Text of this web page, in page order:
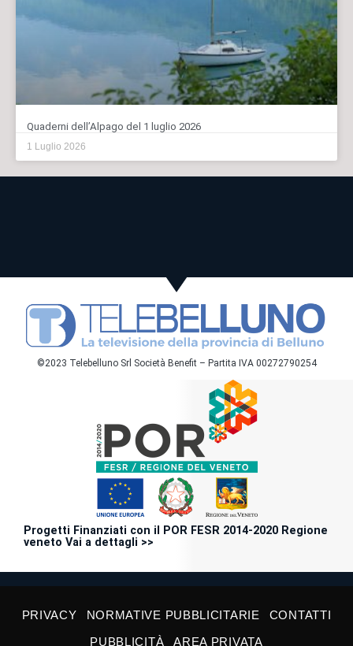
Quaderni dell’Alpago del 1 luglio 2026
1 Luglio 2026
©2023 Telebelluno Srl Società Benefit – Partita IVA 00272790254
Progetti Finanziati con il POR FESR 2014-2020 Regione
veneto Vai a dettagli >>
PRIVACY NORMATIVE PUBBLICITARIE
CONTATTI
PUBBLICITÀ
AREA PRIVATA